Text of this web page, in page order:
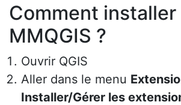
Comment installer
MMQGIS ?
Ouvrir QGIS
Aller dans le menu
Installer/Gérer les